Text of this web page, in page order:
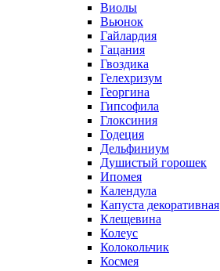
Виолы
Вьюнок
Гайлардия
Гацания
Гвоздика
Гелехризум
Георгина
Гипсофила
Глоксиния
Годеция
Дельфиниум
Душистый горошек
Ипомея
Календула
Капуста декоративная
Клещевина
Колеус
Колокольчик
Космея